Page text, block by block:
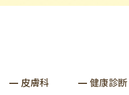
皮膚科 健康診